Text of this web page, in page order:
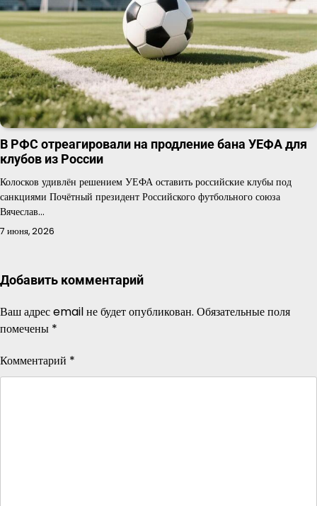
В РФС отреагировали на продление бана УЕФА для
клубов из России
Колосков удивлён решением УЕФА оставить российские клубы под
санкциями Почётный президент Российского футбольного союза
Вячеслав…
7 июня, 2026
Добавить комментарий
Ваш адрес email не будет опубликован. Обязательные поля
помечены *
Комментарий *